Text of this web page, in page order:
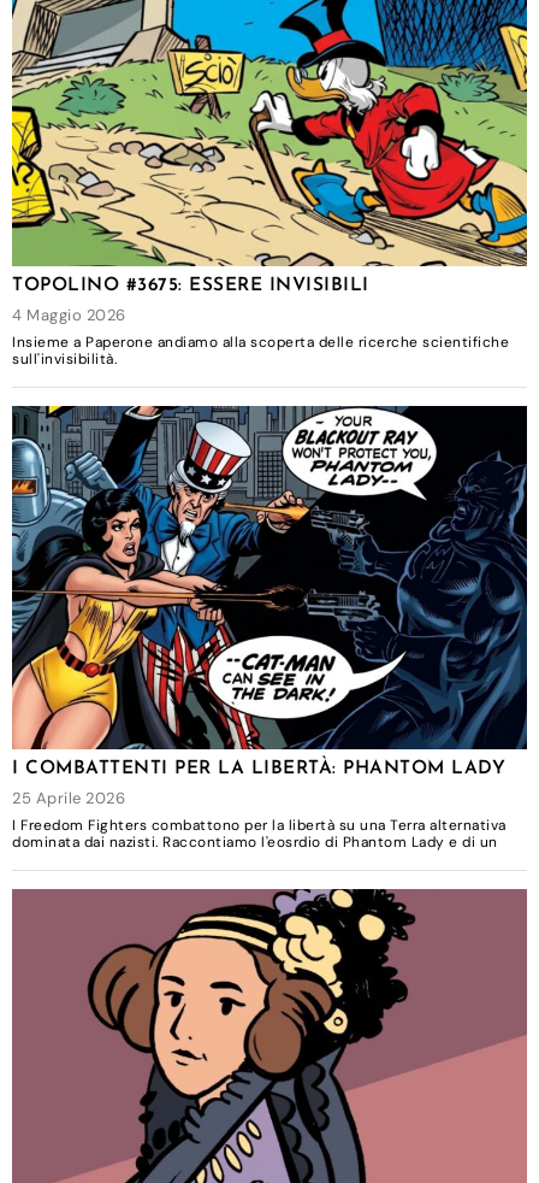
TOPOLINO #3675: ESSERE INVISIBILI
4 Maggio 2026
Insieme a Paperone andiamo alla scoperta delle ricerche scientifiche
sull'invisibilità.
I COMBATTENTI PER LA LIBERTÀ: PHANTOM LADY
25 Aprile 2026
I Freedom Fighters combattono per la libertà su una Terra alternativa
dominata dai nazisti. Raccontiamo l'eosrdio di Phantom Lady e di un